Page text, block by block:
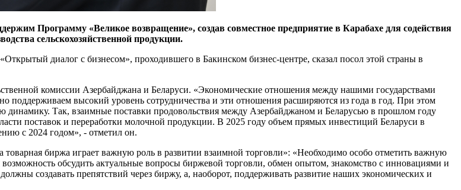
Программу «Великое возвращение», создав совместное предприятие в Карабахе для содействия
сельскохозяйственной продукции.
диалог с бизнесом», проходившего в Бакинском бизнес-центре, сказал посол этой страны в
комиссии Азербайджана и Беларуси. «Экономические отношения между нашими государствами
поддерживаем высокий уровень сотрудничества и эти отношения расширяются из года в год. При этом
динамику. Так, взаимные поставки продовольствия между Азербайджаном и Беларусью в прошлом году
поставок и переработки молочной продукции. В 2025 году объем прямых инвестиций Беларуси в
с 2024 годом», - отметил он.
биржа играет важную роль в развитии взаимной торговли»: «Необходимо особо отметить важную
обсудить актуальные вопросы биржевой торговли, обмен опытом, знакомство с инновациями и
создавать препятствий через биржу, а, наоборот, поддерживать развитие наших экономических и